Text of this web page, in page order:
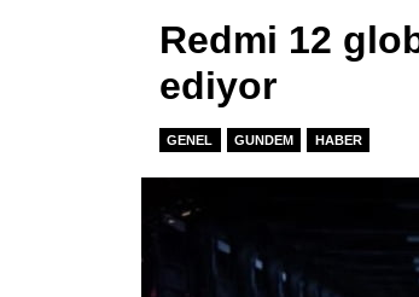
Redmi 12
ediyor
GENEL GUNDEM HABER